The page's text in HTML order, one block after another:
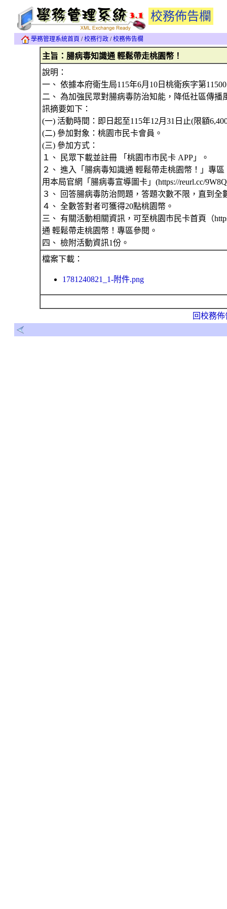
校務佈告欄
學務管理系統首頁 /校務行政/校務佈告欄
主旨：腸病毒知識通 輕鬆帶走桃園幣！
說明：
一、 依據本府衛生局115年6月10日桃衛疾字第
二、 為加強民眾對腸病毒防治知能，降低社區傳
訊摘要如下：
(一) 活動時間：即日起至115年12月31日止(限額
(二) 參加對象：桃園市民卡會員。
(三) 參加方式：
１、 民眾下載並註冊 「桃園市市民卡 APP」。
２、 進入「腸病毒知識通 輕鬆帶走桃園幣！」專
用本局官網「腸病毒宣導圖卡」(https://reurl.cc/
３、 回答腸病毒防治問題，答題次數不限，直到全
４、 全數答對者可獲得20點桃園幣。
三、 有關活動相關資訊，可至桃園市民卡首頁（
通 輕鬆帶走桃園幣！專區參閱。
四、 檢附活動資訊1份。
檔案下載：
1781240821_1-附件.png
回校務佈